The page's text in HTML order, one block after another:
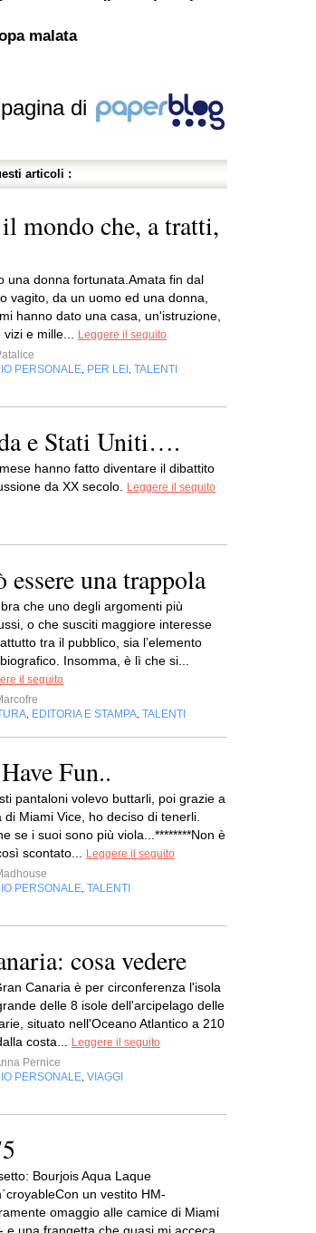
malata
di
articoli :
mondo che, a tratti,
una donna fortunata.Amata fin dal
vagito, da un uomo ed una donna,
hanno dato una casa, un'istruzione,
vizi e mille...
Leggere il seguito
PERSONALE PER LEI TALENTI
e Stati Uniti….
hanno fatto diventare il dibattito
da XX secolo.
Leggere il seguito
una trappola
che uno degli argomenti più
o che susciti maggiore interesse
tra il pubblico, sia l’elemento
Insomma, è lì che si...
il seguito
EDITORIA E STAMPA TALENTI
Fun..
pantaloni volevo buttarli, poi grazie a
di Miami Vice, ho deciso di tenerli.
se i suoi sono più viola...********Non è
scontato...
Leggere il seguito
PERSONALE TALENTI
cosa vedere
Canaria è per circonferenza l'isola
delle 8 isole dell'arcipelago delle
situato nell'Oceano Atlantico a 210
costa...
Leggere il seguito
Pernice
PERSONALE VIAGGI
Bourjois Aqua Laque
un vestito HM-
omaggio alle camice di Miami